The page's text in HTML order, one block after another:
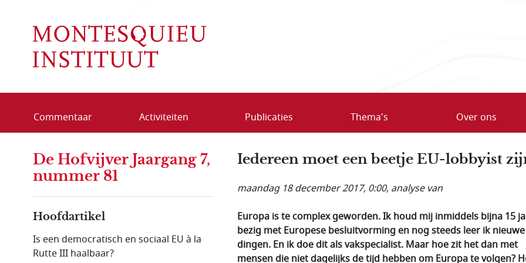
Commentaar Activiteiten Publicaties Thema's Over ons
Iedereen moet een beetje EU-lobbyist
maandag 18 december 2017, 0:00, analyse van
Europa is te complex geworden. Ik houd mij inmiddels bijna 15
bezig met Europese besluitvorming en nog steeds leer ik nieuwe
dingen. En ik doe dit als vakspecialist. Maar hoe zit het dan met
mensen die niet dagelijks de tijd hebben om Europa te volgen?
De Hofvijver Jaargang 7,
nummer 81
Hoofdartikel
Is een democratisch en sociaal EU à la
Rutte III haalbaar?